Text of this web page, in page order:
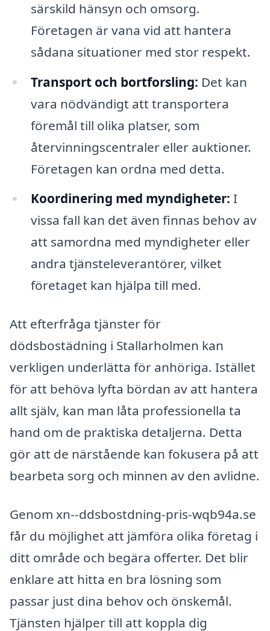
särskild hänsyn och omsorg.
Företagen är vana vid att hantera
sådana situationer med stor respekt.
Transport och bortforsling: Det kan
vara nödvändigt att transportera
föremål till olika platser, som
återvinningscentraler eller auktioner.
Företagen kan ordna med detta.
Koordinering med myndigheter: I
vissa fall kan det även finnas behov av
att samordna med myndigheter eller
andra tjänsteleverantörer, vilket
företaget kan hjälpa till med.
Att efterfråga tjänster för
dödsbostädning i Stallarholmen kan
verkligen underlätta för anhöriga. Istället
för att behöva lyfta bördan av att hantera
allt själv, kan man låta professionella ta
hand om de praktiska detaljerna. Detta
gör att de närstående kan fokusera på att
bearbeta sorg och minnen av den avlidne.
Genom xn--ddsbostdning-pris-wqb94a.se
får du möjlighet att jämföra olika företag i
ditt område och begära offerter. Det blir
enklare att hitta en bra lösning som
passar just dina behov och önskemål.
Tjänsten hjälper till att koppla dig